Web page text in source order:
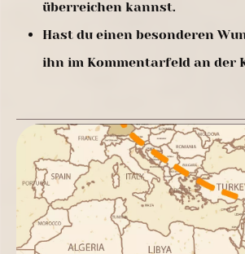
überreichen kannst.
Hast du einen besonderen
ihn im Kommentarfeld an der